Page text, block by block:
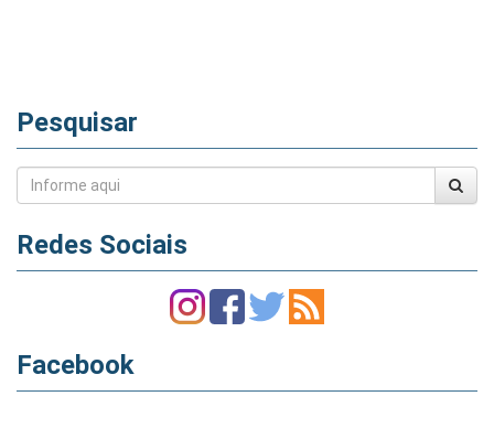
Pesquisar
Redes Sociais
Facebook